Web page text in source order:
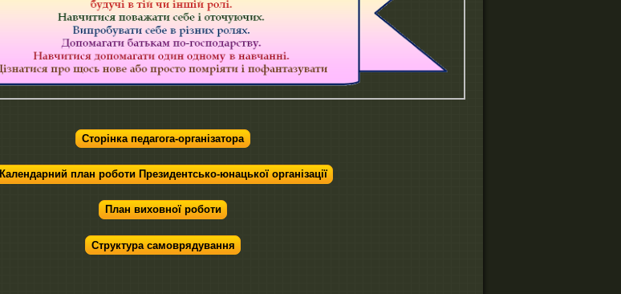
Сторінка педагога-організатора
Календарний план роботи Президентсько-юнацької організації
План виховної роботи
Структура самоврядування